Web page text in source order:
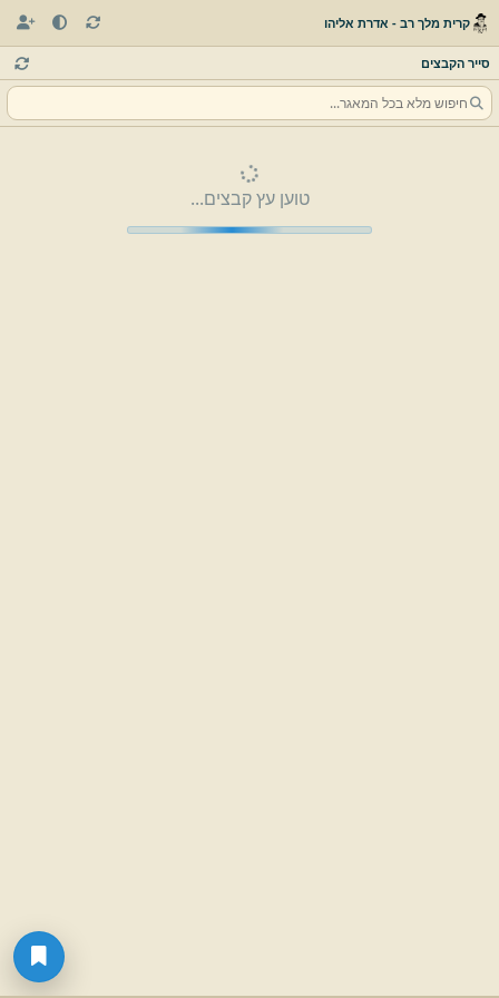
קרית מלך רב - אדרת אליהו
סייר הקבצים
טוען עץ קבצים...